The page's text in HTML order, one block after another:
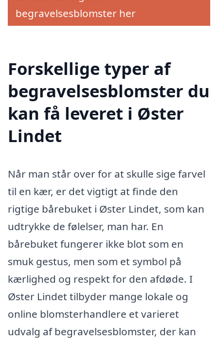
begravelsesblomster her
Forskellige typer af
begravelsesblomster du
kan få leveret i Øster
Lindet
Når man står over for at skulle sige farvel
til en kær, er det vigtigt at finde den
rigtige bårebuket i Øster Lindet, som kan
udtrykke de følelser, man har. En
bårebuket fungerer ikke blot som en
smuk gestus, men som et symbol på
kærlighed og respekt for den afdøde. I
Øster Lindet tilbyder mange lokale og
online blomsterhandlere et varieret
udvalg af begravelsesblomster, der kan